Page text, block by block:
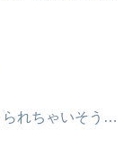
られちゃいそう…